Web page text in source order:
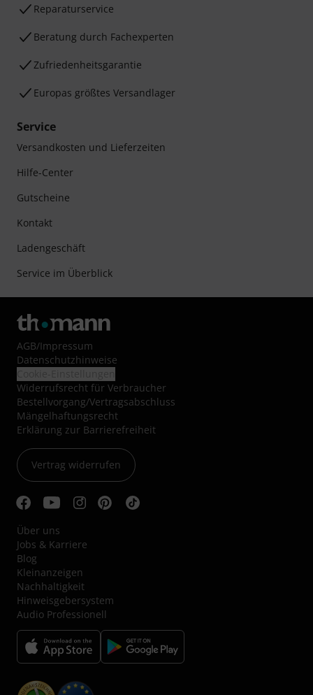
Reparaturservice
Beratung durch Fachexperten
Zufriedenheitsgarantie
Europas größtes Versandlager
Service
Versandkosten und Lieferzeiten
Hilfe-Center
Gutscheine
Kontakt
Ladengeschäft
Service im Überblick
AGB/Impressum
Datenschutzhinweise
Widerrufsrecht für Verbraucher
Bestellvorgang/Vertragsabschluss
Mängelhaftungsrecht
Erklärung zur Barrierefreiheit
Vertrag widerrufen
Über uns
Jobs & Karriere
Blog
Kleinanzeigen
Nachhaltigkeit
Hinweisgebersystem
Audio Professionell